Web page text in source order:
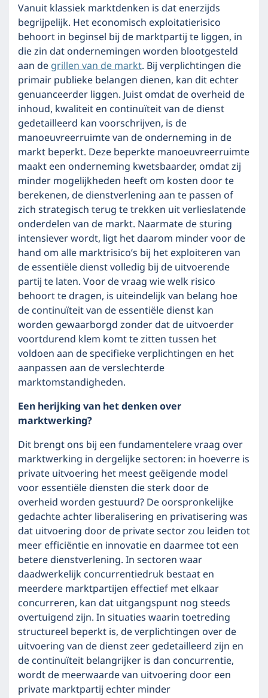
Vanuit klassiek marktdenken is dat enerzijds
begrijpelijk. Het economisch exploitatierisico
behoort in beginsel bij de marktpartij te liggen, in
die zin dat ondernemingen worden blootgesteld
aan degrillen van de markt. Bij verplichtingen die
primair publieke belangen dienen, kan dit echter
genuanceerder liggen. Juist omdat de overheid de
inhoud, kwaliteit en continuïteit van de dienst
gedetailleerd kan voorschrijven, is de
manoeuvreerruimte van de onderneming in de
markt beperkt. Deze beperkte manoeuvreerruimte
maakt een onderneming kwetsbaarder, omdat zij
minder mogelijkheden heeft om kosten door te
berekenen, de dienstverlening aan te passen of
zich strategisch terug te trekken uit verlieslatende
onderdelen van de markt. Naarmate de sturing
intensiever wordt, ligt het daarom minder voor de
hand om alle marktrisico’s bij het exploiteren van
de essentiële dienst volledig bij de uitvoerende
partij te laten. Voor de vraag wie welk risico
behoort te dragen, is uiteindelijk van belang hoe
de continuïteit van de essentiële dienst kan
worden gewaarborgd zonder dat de uitvoerder
voortdurend klem komt te zitten tussen het
voldoen aan de specifieke verplichtingen en het
aanpassen aan de verslechterde
marktomstandigheden.
Een herijking van het denken over
marktwerking?
Dit brengt ons bij een fundamentelere vraag over
marktwerking in dergelijke sectoren: in hoeverre is
private uitvoering het meest geëigende model
voor essentiële diensten die sterk door de
overheid worden gestuurd? De oorspronkelijke
gedachte achter liberalisering en privatisering was
dat uitvoering door de private sector zou leiden tot
meer efficiëntie en innovatie en daarmee tot een
betere dienstverlening. In sectoren waar
daadwerkelijk concurrentiedruk bestaat en
meerdere marktpartijen effectief met elkaar
concurreren, kan dat uitgangspunt nog steeds
overtuigend zijn. In situaties waarin toetreding
structureel beperkt is, de verplichtingen over de
uitvoering van de dienst zeer gedetailleerd zijn en
de continuïteit belangrijker is dan concurrentie,
wordt de meerwaarde van uitvoering door een
private marktpartij echter minder